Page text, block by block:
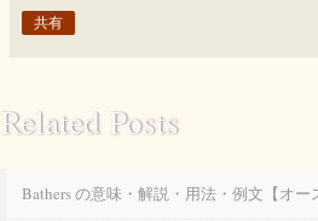
共有
Related Posts
Bathers の意味・解説・用法・例文【オー